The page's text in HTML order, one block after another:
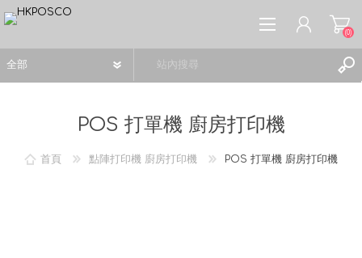
(0)
POS 打單機 廚房打印機
首頁 點陣打印機 廚房打印機 POS 打單機 廚房打印機